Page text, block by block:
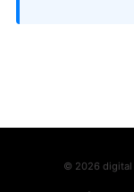
© 2026 digital